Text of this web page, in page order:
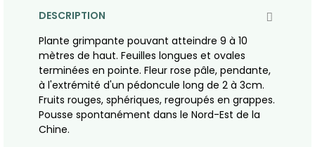
DESCRIPTION
Plante grimpante pouvant atteindre 9 à 10
mètres de haut. Feuilles longues et ovales
terminées en pointe. Fleur rose pâle, pendante,
à l'extrémité d'un pédoncule long de 2 à 3cm.
Fruits rouges, sphériques, regroupés en grappes.
Pousse spontanément dans le Nord-Est de la
Chine.